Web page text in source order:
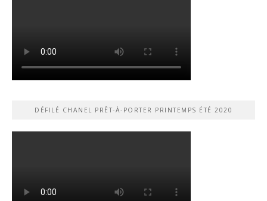
DÉFILÉ CHANEL PRÊT-À-PORTER PRINTEMPS ÉTÉ 2020